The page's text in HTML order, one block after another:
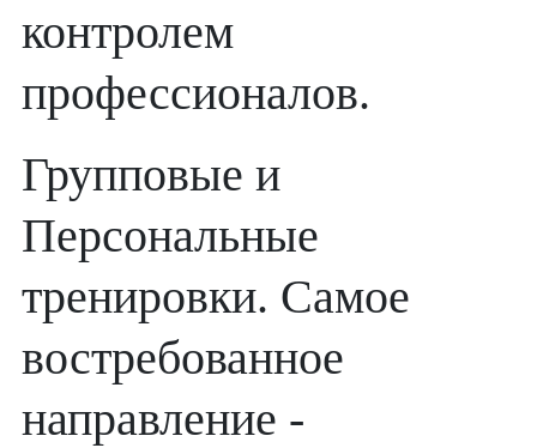
контролем
профессионалов.
Групповые и
Персональные
тренировки. Самое
востребованное
направление -